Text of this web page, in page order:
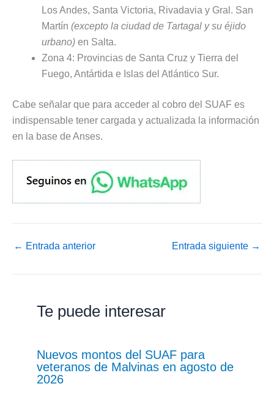
Los Andes, Santa Victoria, Rivadavia y Gral. San
Martín (excepto la ciudad de Tartagal y su éjido
urbano) en Salta.
Zona 4: Provincias de Santa Cruz y Tierra del
Fuego, Antártida e Islas del Atlántico Sur.
Cabe señalar que para acceder al cobro del SUAF es
indispensable tener cargada y actualizada la información
en la base de Anses.
← Entrada anterior Entrada siguiente →
Te puede interesar
Nuevos montos del SUAF para
veteranos de Malvinas en agosto de
2026